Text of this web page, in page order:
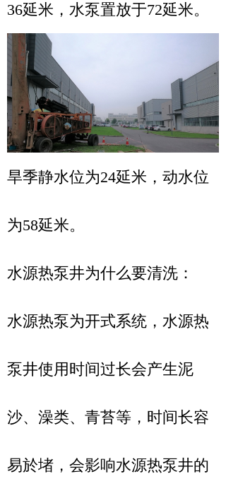
36延米，水泵置放于72延米。
旱季静水位为24延米，动水位
为58延米。
水源热泵井为什么要清洗：
水源热泵为开式系统，水源热
泵井使用时间过长会产生泥
沙、澡类、青苔等，时间长容
易於堵，会影响水源热泵井的